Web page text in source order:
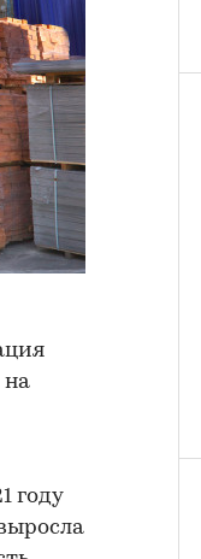
на
году